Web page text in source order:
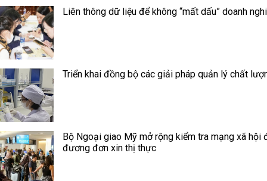
Liên thông dữ liệu để không “mất dấu” doanh
Triển khai đồng bộ các giải pháp quản lý chất
Bộ Ngoại giao Mỹ mở rộng kiểm tra mạng xã hội
đương đơn xin thị thực